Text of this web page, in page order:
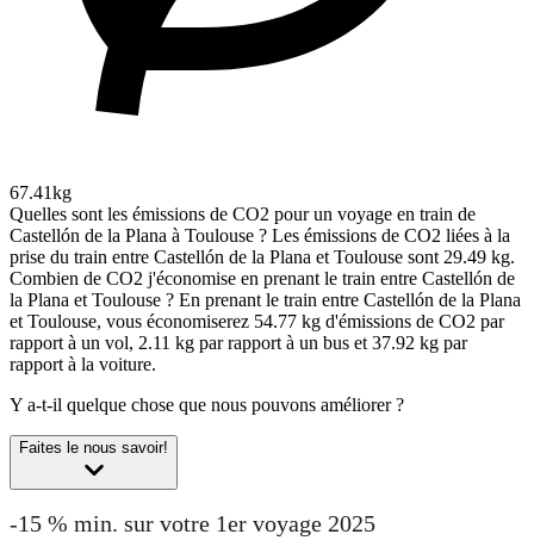
67.41kg
Quelles sont les émissions de CO2 pour un voyage en train de
Castellón de la Plana à Toulouse ? Les émissions de CO2 liées à la
prise du train entre Castellón de la Plana et Toulouse sont 29.49 kg.
Combien de CO2 j'économise en prenant le train entre Castellón de
la Plana et Toulouse ? En prenant le train entre Castellón de la Plana
et Toulouse, vous économiserez 54.77 kg d'émissions de CO2 par
rapport à un vol, 2.11 kg par rapport à un bus et 37.92 kg par
rapport à la voiture.
Y a-t-il quelque chose que nous pouvons améliorer ?
Faites le nous savoir!
-15 % min. sur votre 1er voyage 2025